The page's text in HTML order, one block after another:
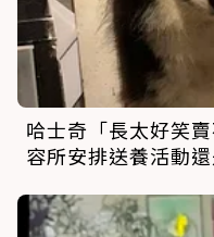
哈士奇「長太好笑
容所安排送養活動